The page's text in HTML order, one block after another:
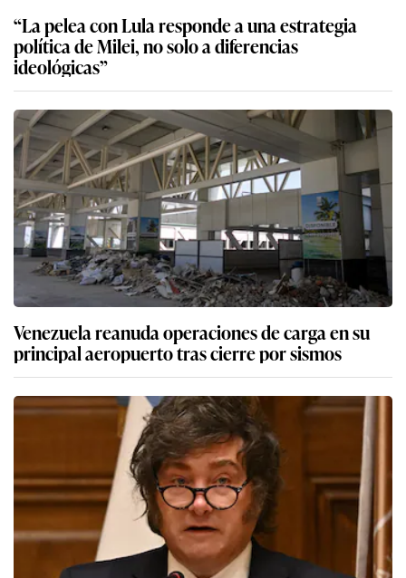
“La pelea con Lula responde a una estrategia
política de Milei, no solo a diferencias
ideológicas”
Venezuela reanuda operaciones de carga en su
principal aeropuerto tras cierre por sismos